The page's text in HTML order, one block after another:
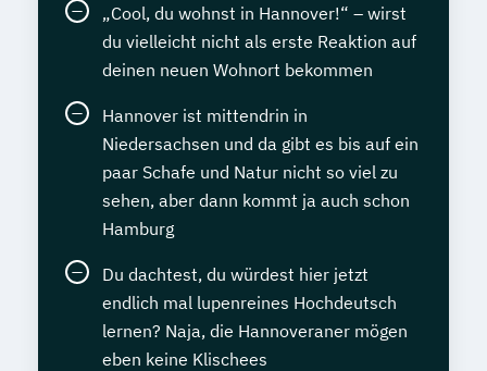
„Cool, du wohnst in Hannover!“ – wirst
du vielleicht nicht als erste Reaktion auf
deinen neuen Wohnort bekommen
Hannover ist mittendrin in
Niedersachsen und da gibt es bis auf ein
paar Schafe und Natur nicht so viel zu
sehen, aber dann kommt ja auch schon
Hamburg
Du dachtest, du würdest hier jetzt
endlich mal lupenreines Hochdeutsch
lernen? Naja, die Hannoveraner mögen
eben keine Klischees